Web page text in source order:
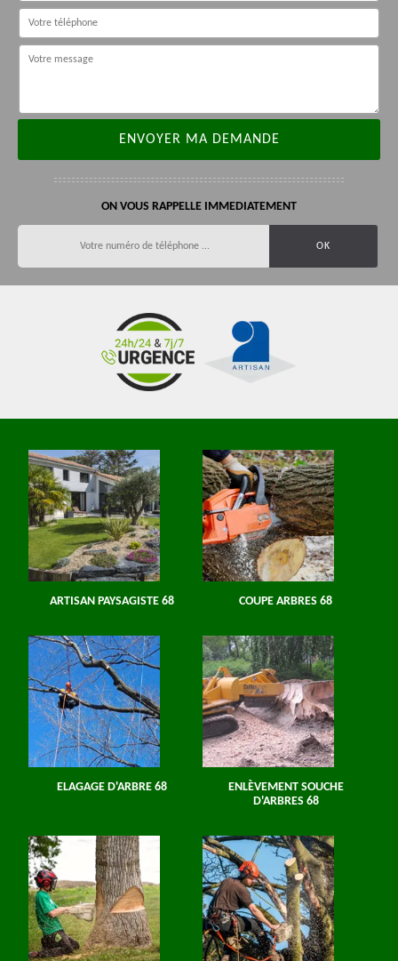
ON VOUS RAPPELLE IMMEDIATEMENT
ARTISAN PAYSAGISTE 68 COUPE ARBRES 68
ELAGAGE D'ARBRE 68
ENLÈVEMENT SOUCHE
D'ARBRES 68